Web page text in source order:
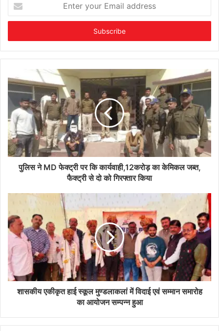
your
Email
पुलिस ने MD फेक्ट्री पर कि कार्यवाही,12करोड़ का केमिकल जब्त,
फैक्ट्री से दो को गिरफ्तार किया
शासकीय एकीकृत हाई स्कूल मुण्डलाकलां में विदाई एवं सम्मान समारोह
का आयोजन सम्पन्न हुआ